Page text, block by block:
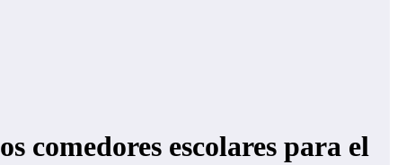
comedores escolares para el